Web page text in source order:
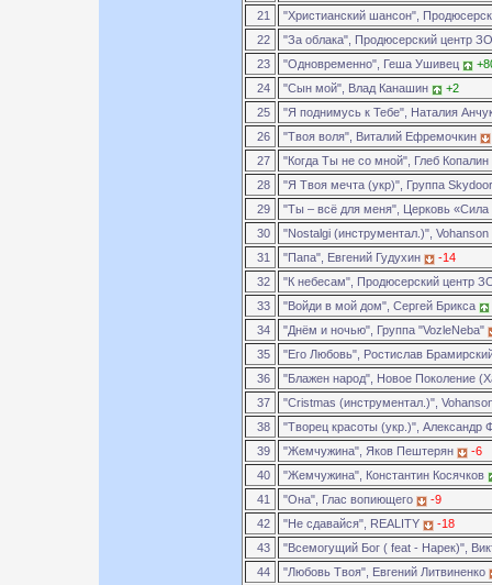
21
"Христианский шансон",
22
"За облака", Продюсерский центр
23
"Одновременно", Геша Ушивец
24
"Сын мой", Влад Канашин
+2
25
"Я поднимусь к Тебе", Наталия
26
"Твоя воля", Виталий Ефремочкин
27
"Когда Ты не со мной", Глеб Копалин
28
"Я Твоя мечта (укр)", Группа
29
"Ты – всё для меня", Церковь
30
"Nostalgi (инструментал.)", Vohanson
31
"Папа", Евгений Гудухин
-14
32
"К небесам", Продюсерский центр
33
"Войди в мой дом", Сергей Брикса
34
"Днём и ночью", Группа "VozleNeba"
35
"Его Любовь", Ростислав
36
"Блажен народ", Новое Поколение
37
"Cristmas (инструментал.)",
38
"Творец красоты (укр.)", Александр
39
"Жемчужина", Яков Пештерян
-6
40
"Жемчужина", Константин Косячков
41
"Она", Глас вопиющего
-9
42
"Не сдавайся", REALITY
-18
43
"Всемогущий Бог ( feat - Нарек)",
44
"Любовь Твоя", Евгений Литвиненко